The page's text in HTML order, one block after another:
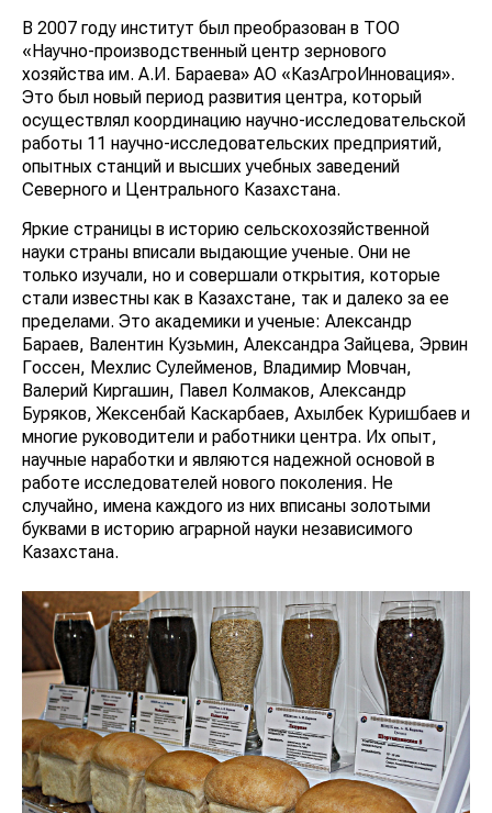
В 2007 году институт был преобразован в ТОО
«Научно-производственный центр зернового
хозяйства им. А.И. Бараева» АО «КазАгроИнновация».
Это был новый период развития центра, который
осуществлял координацию научно-исследовательской
работы 11 научно-исследовательских предприятий,
опытных станций и высших учебных заведений
Северного и Центрального Казахстана.
Яркие страницы в историю сельскохозяйственной
науки страны вписали выдающие ученые. Они не
только изучали, но и совершали открытия, которые
стали известны как в Казахстане, так и далеко за ее
пределами. Это академики и ученые: Александр
Бараев, Валентин Кузьмин, Александра Зайцева, Эрвин
Госсен, Мехлис Сулейменов, Владимир Мовчан,
Валерий Киргашин, Павел Колмаков, Александр
Буряков, Жексенбай Каскарбаев, Ахылбек Куришбаев и
многие руководители и работники центра. Их опыт,
научные наработки и являются надежной основой в
работе исследователей нового поколения. Не
случайно, имена каждого из них вписаны золотыми
буквами в историю аграрной науки независимого
Казахстана.